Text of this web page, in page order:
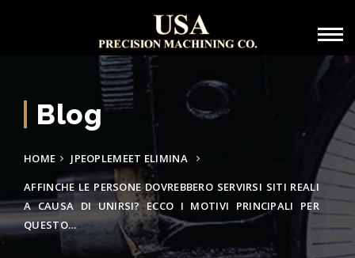
Blog
HOME
JPEOPLEMEET ELIMINA
AFFINCHE LE PERSONE DOVREBBERO SERVIRSI SITI REALI
A CAUSA DI UNIRSI? ECCO I MOTIVI PRINCIPALI PER
QUESTO…